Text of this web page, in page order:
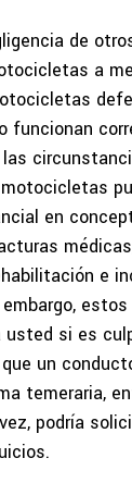
de
a
funcionan
las
en
e
usted si es
un
temeraria,
podría